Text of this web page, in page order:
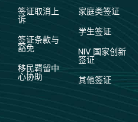
签证取消上
诉
签证条款与
豁免
移民羁留中
心协助
家庭类签证
学生签证
NIV 国家创新
签证
其他签证